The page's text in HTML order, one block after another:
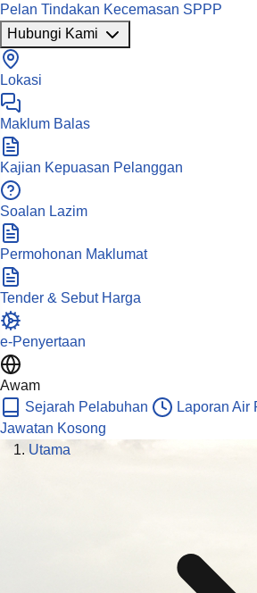
Pelan Tindakan Kecemasan SPPP
Hubungi Kami
Lokasi
Maklum Balas
Kajian Kepuasan Pelanggan
Soalan Lazim
Permohonan Maklumat
Tender & Sebut Harga
e-Penyertaan
Awam
Sejarah Pelabuhan
Laporan Air
Jawatan Kosong
Utama